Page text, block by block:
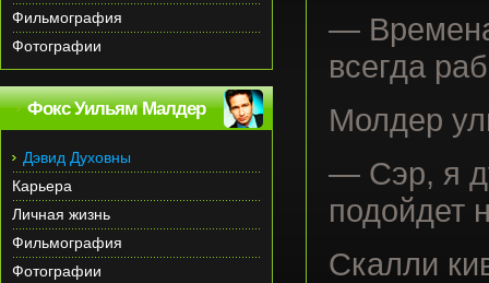
—
всегда
Молдер
— Сэр, я
подойдет
Скалли
Фильмография
Фотографии
Фокс Уильям Малдер
Дэвид Духовны
Карьера
Личная жизнь
Фильмография
Фотографии